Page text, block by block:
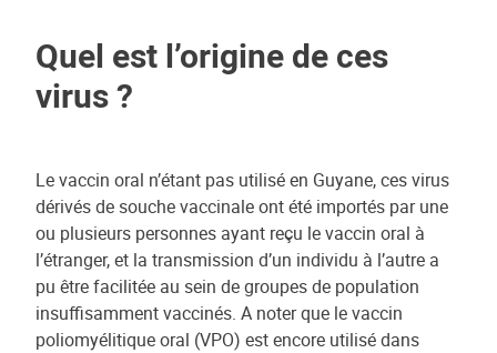
Quel est l’origine de ces
virus ?
Le vaccin oral n’étant pas utilisé en Guyane, ces virus
dérivés de souche vaccinale ont été importés par une
ou plusieurs personnes ayant reçu le vaccin oral à
l’étranger, et la transmission d’un individu à l’autre a
pu être facilitée au sein de groupes de population
insuffisamment vaccinés. A noter que le vaccin
poliomyélitique oral (VPO) est encore utilisé dans